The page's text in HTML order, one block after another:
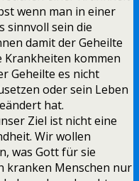
wenn man in einer
sinnvoll sein die
damit der Geheilte
Krankheiten kommen
Geheilte es nicht
oder sein Leben
hat.
Ziel ist nicht eine
Wir wollen
was Gott für sie
kranken Menschen nur